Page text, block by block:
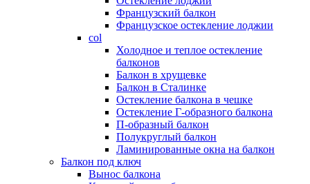
Французский балкон
Французское остекление лоджии
col
Холодное и теплое остекление
балконов
Балкон в хрущевке
Балкон в Сталинке
Остекление балкона в чешке
Остекление Г-образного балкона
П-образный балкон
Полукруглый балкон
Ламинированные окна на балкон
Балкон под ключ
Вынос балкона